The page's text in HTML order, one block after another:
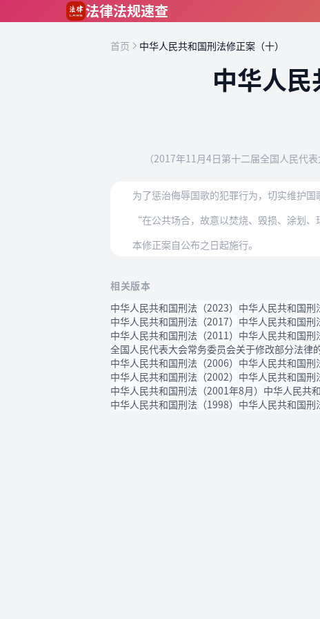
法律法规速查
首页 中华人民共和国刑法修正案（十）
中华人民
（2017年11月4日第十二届全国人民
为了惩治侮辱国歌的犯罪行为，切实维护
“在公共场合，故意以焚烧、毁损、涂划
本修正案自公布之日起施行。
相关版本
中华人民共和国刑法（2023） 中华人民共和国刑
中华人民共和国刑法（2017） 中华人民共和国刑
中华人民共和国刑法（2011） 中华人民共和国刑
全国人民代表大会常务委员会关于修改部分法律
中华人民共和国刑法（2006） 中华人民共和国刑
中华人民共和国刑法（2002） 中华人民共和国刑
中华人民共和国刑法（2001年8月） 中华人民共
中华人民共和国刑法（1998） 中华人民共和国刑